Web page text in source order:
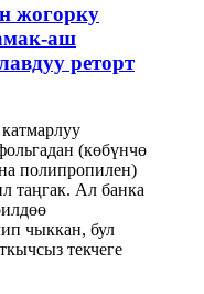
жогорку
аш
реторт
(көбүнчө
полипропилен)
таңгак. Ал банка
чыккан, бул
текчеге